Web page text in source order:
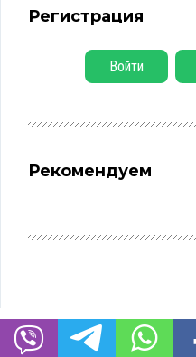
Регистрация
Войти
Рекомендуем